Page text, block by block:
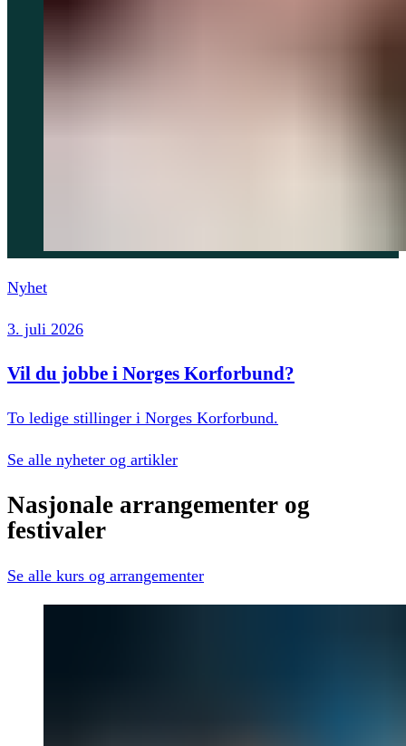
Nyhet
3. juli 2026
Vil du jobbe i Norges Korforbund?
To ledige stillinger i Norges Korforbund.
Se alle nyheter og artikler
Nasjonale arrangementer og
festivaler
Se alle kurs og arrangementer